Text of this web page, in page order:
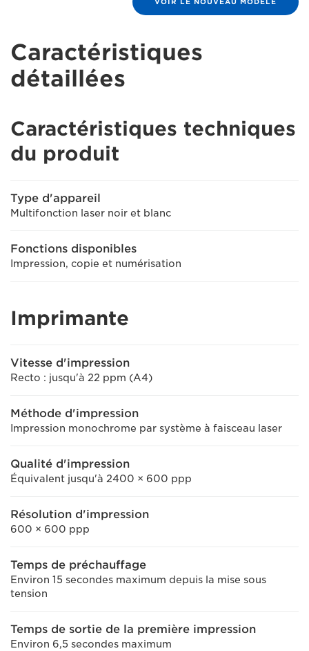
Caractéristiques
détaillées
Caractéristiques techniques
du produit
Type d'appareil
Multifonction laser noir et blanc
Fonctions disponibles
Impression, copie et numérisation
Imprimante
Vitesse d'impression
Recto : jusqu'à 22 ppm (A4)
Méthode d'impression
Impression monochrome par système à faisceau laser
Qualité d'impression
Équivalent jusqu'à 2400 × 600 ppp
Résolution d'impression
600 × 600 ppp
Temps de préchauffage
Environ 15 secondes maximum depuis la mise sous
tension
Temps de sortie de la première impression
Environ 6,5 secondes maximum